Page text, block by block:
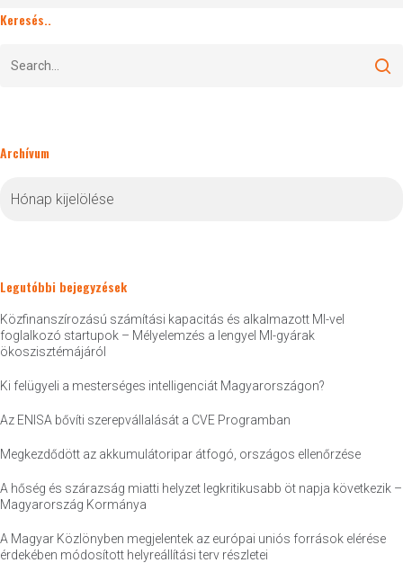
Keresés..
Archívum
Legutóbbi bejegyzések
Közfinanszírozású számítási kapacitás és alkalmazott MI-vel
foglalkozó startupok – Mélyelemzés a lengyel MI-gyárak
ökoszisztémájáról
Ki felügyeli a mesterséges intelligenciát Magyarországon?
Az ENISA bővíti szerepvállalását a CVE Programban
Megkezdődött az akkumulátoripar átfogó, országos ellenőrzése
A hőség és szárazság miatti helyzet legkritikusabb öt napja következik –
Magyarország Kormánya
A Magyar Közlönyben megjelentek az európai uniós források elérése
érdekében módosított helyreállítási terv részletei